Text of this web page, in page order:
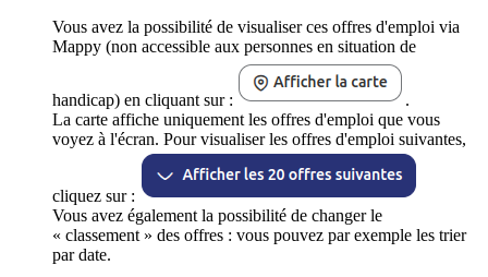
Vous avez la possibilité de visualiser ces offres d'emploi via
Mappy (non accessible aux personnes en situation de
handicap) en cliquant sur :
.
La carte affiche uniquement les offres d'emploi que vous
voyez à l'écran. Pour visualiser les offres d'emploi suivantes,
cliquez sur :
Vous avez également la possibilité de changer le
« classement » des offres : vous pouvez par exemple les trier
par date.